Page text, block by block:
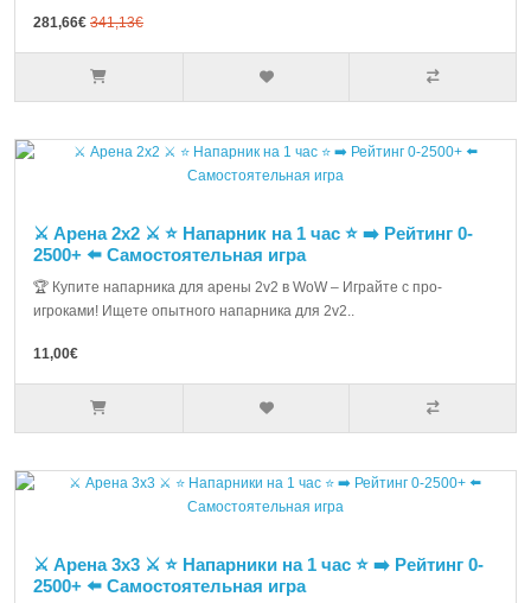
281,66€ 341,13€
⚔️ Арена 2х2 ⚔️ ⭐ Напарник на 1 час ⭐ ➡️ Рейтинг 0-
2500+ ⬅️ Самостоятельная игра
🏆 Купите напарника для арены 2v2 в WoW – Играйте с про-
игроками! Ищете опытного напарника для 2v2..
11,00€
⚔️ Арена 3х3 ⚔️ ⭐ Напарники на 1 час ⭐ ➡️ Рейтинг 0-
2500+ ⬅️ Самостоятельная игра